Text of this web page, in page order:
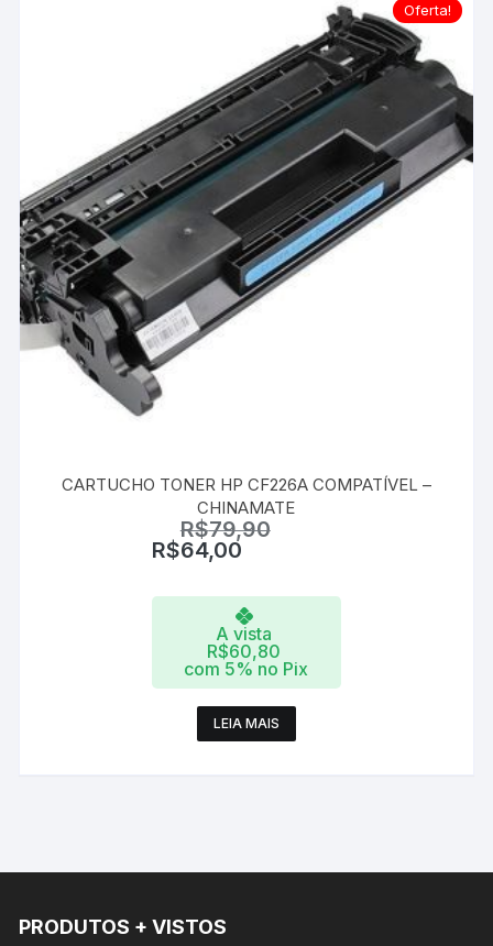
Oferta!
CARTUCHO TONER HP CF226A COMPATÍVEL –
CHINAMATE
R$79,90
R$64,00
A vista
R$60,80
com 5% no Pix
LEIA MAIS
PRODUTOS + VISTOS